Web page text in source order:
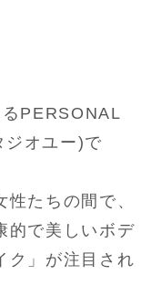
PERSONAL
オユー)で
たちの間で、
的で美しいボデ
ク」が注目され